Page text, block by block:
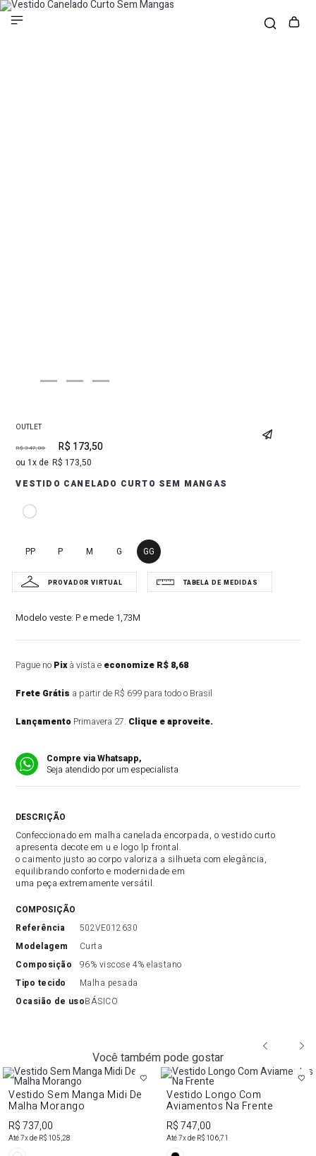
OUTLET
R$ 347,00 R$ 173,50
1 R$ 173,50
VESTIDO CANELADO CURTO SEM MANGAS
PP P M G GG
Modelo veste: P e mede 1,73M
Pague no Pixà vista e economize R$ 8,68
Frete Grátis a partir de R$ 699 para todo o Brasil
Lançamento Primavera 27. Clique e aproveite.
Compre via Whatsapp,
Seja atendido por um especialista
Confeccionado em malha canelada encorpada, o vestido curto
apresenta decote em u e logo lp frontal.
o caimento justo ao corpo valoriza a silhueta com elegância,
equilibrando conforto e modernidade em
uma peça extremamente versátil.
COMPOSIÇÃO
referência
502VE012630
modelagem
Curta
composição
96% viscose 4% elastano
tipo tecido
Malha pesada
ocasião de usoBÁSICO
Você também pode gostar
Vestido Sem Manga Midi De
Malha Morango
R$ 737,00
Até7x de R$ 105,28
Vestido Longo Com
Aviamentos Na Frente
R$ 747,00
Até7x de R$ 106,71